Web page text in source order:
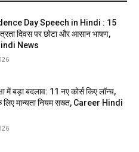
Day Speech in Hindi : 15
दिवस पर छोटा और आसान भाषण,
News
में बड़ा बदलाव: 11 नए कोर्स किए लॉन्च,
लिए मान्यता नियम सख्त, Career Hindi